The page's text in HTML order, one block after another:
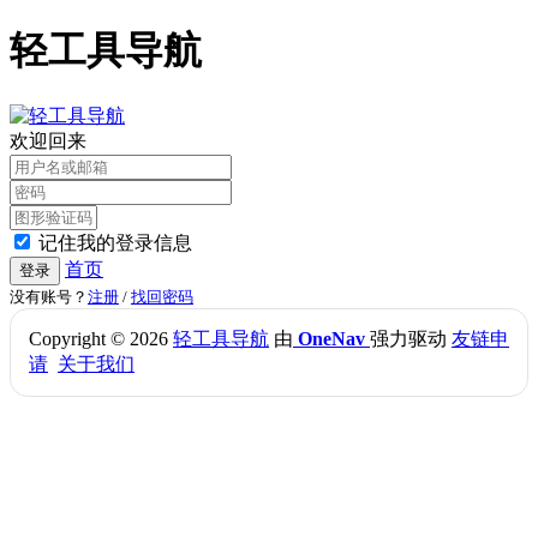
轻工具导航
欢迎回来
记住我的登录信息
登录 首页
没有账号？ 注册 / 找回密码
Copyright © 2026 轻工具导航 由 OneNav 强力驱动 友链申
请 关于我们